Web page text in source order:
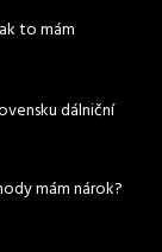
to mám
dálniční
mám nárok?